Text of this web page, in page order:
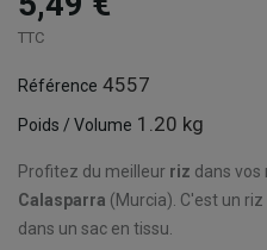
TTC
Référence 4557
Poids / Volume 1.20 kg
Profitez du meilleur riz dans vos
Calasparra (Murcia). C'est un
dans un sac en tissu.